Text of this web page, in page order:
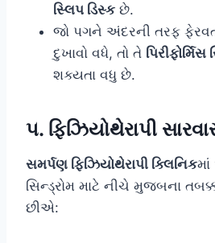
સ્લિપ ડિસ્ક છે.
જો પગને અંદરની તરફ
દુખાવો વધે, તો તે પિરીફોર્મિસ
શક્યતા વધુ છે.
૫. ફિઝિયોથેરાપી
સમર્પણ ફિઝિયોથેરાપી ક્લિનિકમાં
સિન્ડ્રોમ માટે નીચે મુજબના
છીએ: